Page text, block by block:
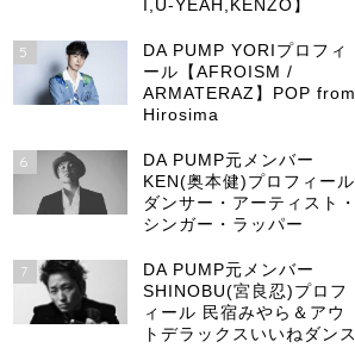
I,U-YEAH,KENZO】
5
DA PUMP YORIプロフィ
ール【AFROISM /
ARMATERAZ】POP from
Hirosima
6
DA PUMP元メンバー
KEN(奥本健)プロフィール
ダンサー・アーティスト・
シンガー・ラッパー
7
DA PUMP元メンバー
SHINOBU(宮良忍)プロフ
ィール 民宿みやら＆アウ
トデラックスいいねダンス